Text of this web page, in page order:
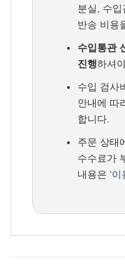
분실, 수
반송 비용
수입통관
진행하셔
수입 검사
안내에 따
합니다.
주문 상태
수수료가
내용은 ‘이